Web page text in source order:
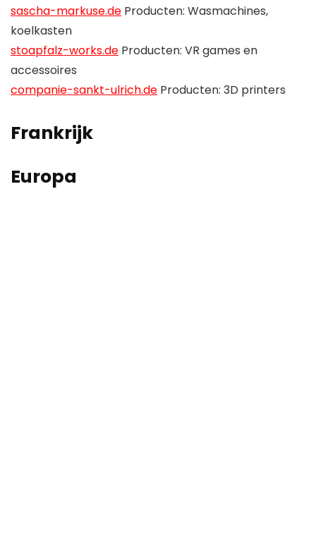
sascha-markuse.de Producten: Wasmachines,
koelkasten
stoapfalz-works.de Producten: VR games en
accessoires
companie-sankt-ulrich.de Producten: 3D printers
Frankrijk
Europa